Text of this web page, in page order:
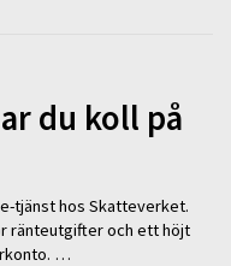
du koll på
tjänst hos Skatteverket.
ränteutgifter och ett höjt
…